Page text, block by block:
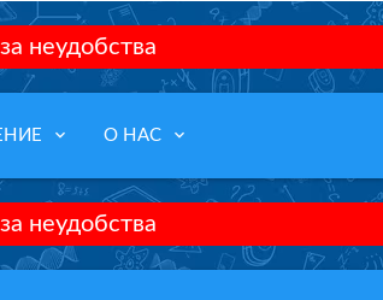
неудобства
keyboard_arrow_down О НАС keyboard_arrow_down
неудобства